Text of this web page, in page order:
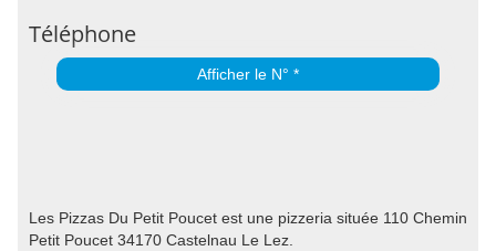
Téléphone
Afficher le N° *
Les Pizzas Du Petit Poucet est une pizzeria située 110 Chemin
Petit Poucet 34170 Castelnau Le Lez.